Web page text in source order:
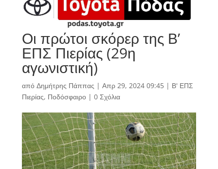
Οι πρώτοι σκόρερ της Β’
ΕΠΣ Πιερίας (29η
αγωνιστική)
από Δημήτρης Πάππας | Απρ 29, 2024 09:45| Β' ΕΠΣ
Πιερίας, Ποδόσφαιρο| 0 Σχόλια